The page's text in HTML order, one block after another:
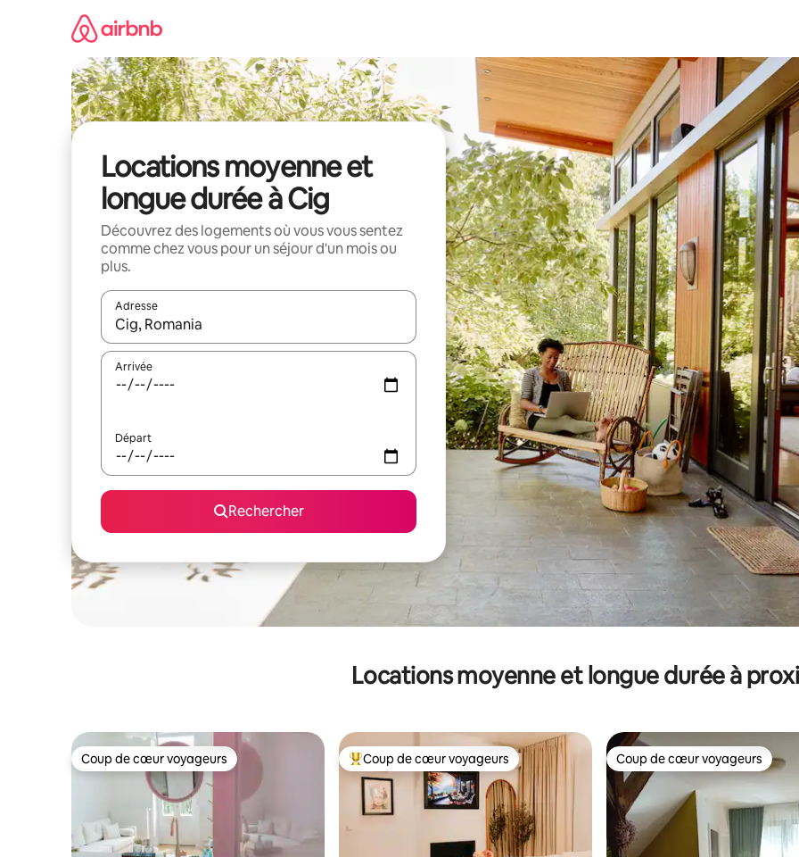
Locations moyenne et
longue durée à Cig
Découvrez des logements où vous vous sentez
comme chez vous pour un séjour d'un mois ou
plus.
Adresse
Lorsque les résultats s'affichent, utilisez les flèches vers le haut et vers le bas pour les parcourir ou en appuyant et en
Arrivée
Départ
Rechercher
Locations moyenne et longue durée à
Coup de cœur voyageurs
Coup de cœur voyageurs Coups de cœur voyageurs les plus appréciés
Coup de cœur voyageurs Coup de cœur voyageurs
Coup de cœur voyageurs